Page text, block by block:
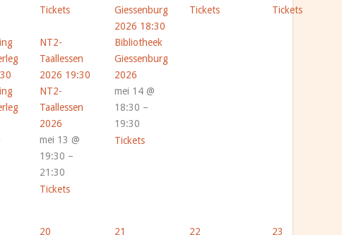
Tickets
NT2-
Taallessen
2026 19:30
NT2-
Taallessen
2026
mei 13 @
19:30 –
21:30
Tickets
Giessenburg
2026 18:30
Bibliotheek
Giessenburg
2026
mei 14 @
18:30 –
19:30
Tickets
Tickets
Tickets
20
21
22
23